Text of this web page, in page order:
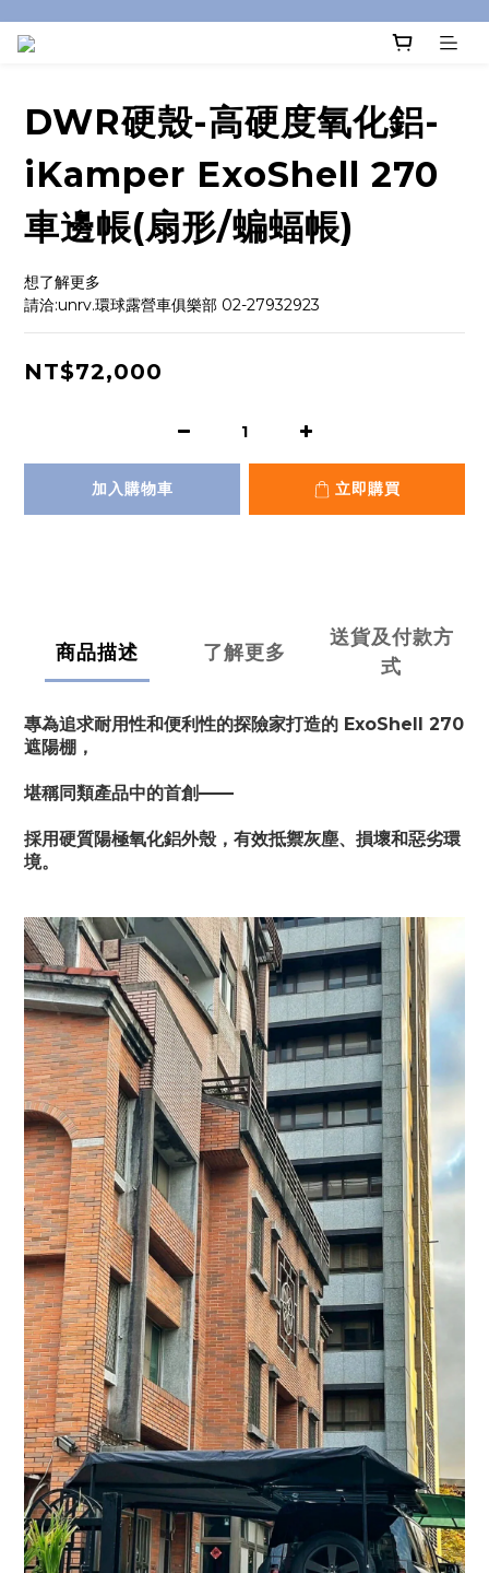
DWR硬殼-高硬度氧化鋁-
iKamper ExoShell 270
車邊帳(扇形/蝙蝠帳)
想了解更多
請洽:unrv.環球露營車俱樂部 02-27932923
NT$72,000
加入購物車 立即購買
商品描述 了解更多
送貨及付款方
式
專為追求耐用性和便利性的探險家打造的 ExoShell 270
遮陽棚，
堪稱同類產品中的首創——
採用硬質陽極氧化鋁外殼，有效抵禦灰塵、損壞和惡劣環
境。